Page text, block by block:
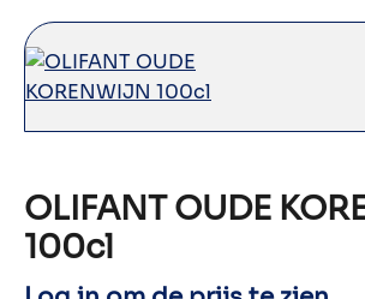
OLIFANT OUDE
100cl